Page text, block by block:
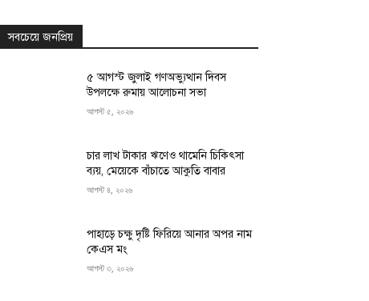
সবচেয়ে জনপ্রিয়
৫ আগস্ট জুলাই গণঅভ্যুত্থান দিবস
উপলক্ষে রুমায় আলোচনা সভা
আগস্ট ৫, ২০২৬
চার লাখ টাকার ঋণেও থামেনি চিকিৎসা
ব্যয়, মেয়েকে বাঁচাতে আকুতি বাবার
আগস্ট ৪, ২০২৬
পাহাড়ে চক্ষু দৃষ্টি ফিরিয়ে আনার অপর নাম
কেএস মং
আগস্ট ৩, ২০২৬